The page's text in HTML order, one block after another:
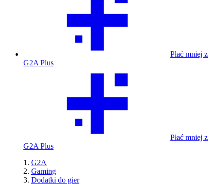
Płać mniej z
G2A Plus
Płać mniej z
G2A Plus
G2A
Gaming
Dodatki do gier